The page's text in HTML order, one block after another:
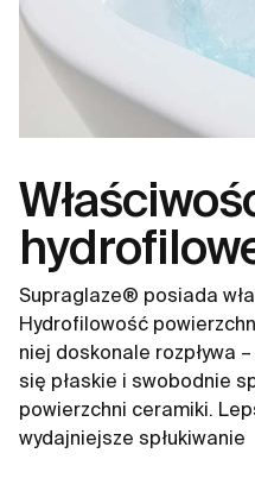
Supraglaze® posiada
Hydrofilowość
niej doskonale rozpływa
się płaskie i swobodnie
powierzchni ceramiki.
wydajniejsze spłukiwanie